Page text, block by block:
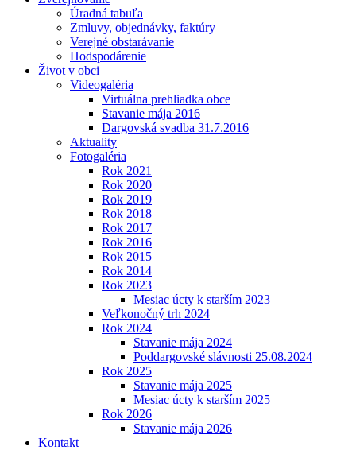
Úradná tabuľa
Zmluvy, objednávky, faktúry
Verejné obstarávanie
Hodspodárenie
Život v obci
Videogaléria
Virtuálna prehliadka obce
Stavanie mája 2016
Dargovská svadba 31.7.2016
Aktuality
Fotogaléria
Rok 2021
Rok 2020
Rok 2019
Rok 2018
Rok 2017
Rok 2016
Rok 2015
Rok 2014
Rok 2023
Mesiac úcty k starším 2023
Veľkonočný trh 2024
Rok 2024
Stavanie mája 2024
Poddargovské slávnosti 25.08.2024
Rok 2025
Stavanie mája 2025
Mesiac úcty k starším 2025
Rok 2026
Stavanie mája 2026
Kontakt